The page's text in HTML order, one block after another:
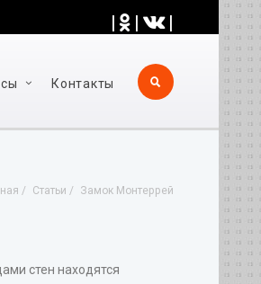
| | |
Контакты
Статьи Замок Монтеррей
стен находятся